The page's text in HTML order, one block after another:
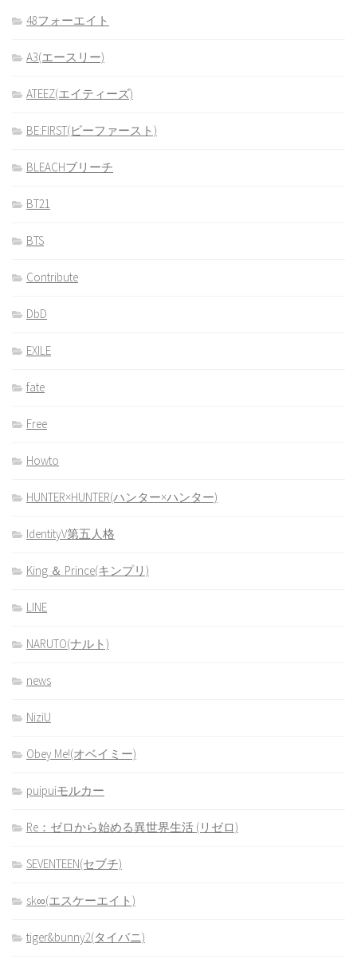
48フォーエイト
A3(エースリー)
ATEEZ(エイティーズ)
BE:FIRST(ビーファースト)
BLEACHブリーチ
BT21
BTS
Contribute
DbD
EXILE
fate
Free
Howto
HUNTER×HUNTER(ハンター×ハンター)
IdentityV第五人格
King ＆ Prince(キンプリ)
LINE
NARUTO(ナルト)
news
NiziU
Obey Me!(オベイミー)
puipuiモルカー
Re：ゼロから始める異世界生活 (リゼロ)
SEVENTEEN(セブチ)
sk∞(エスケーエイト)
tiger&bunny2(タイバニ)